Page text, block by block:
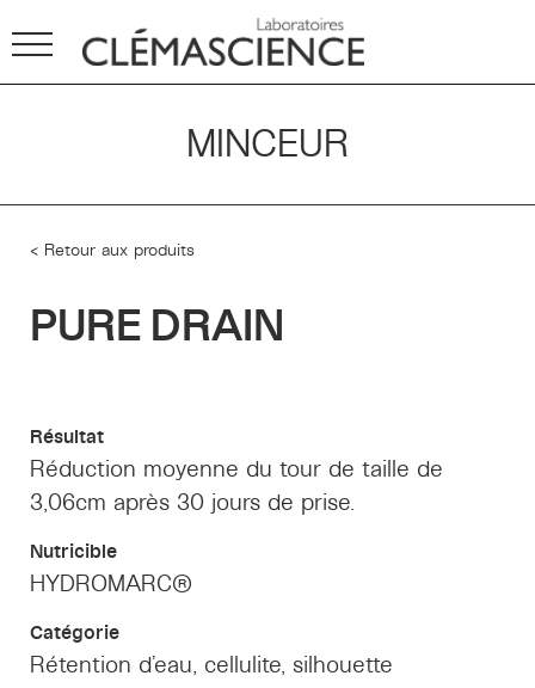
MINCEUR
< Retour aux produits
PURE DRAIN
Résultat
Réduction moyenne du tour de taille de
3,06cm après 30 jours de prise.
Nutricible
HYDROMARC®
Catégorie
Rétention d’eau, cellulite, silhouette